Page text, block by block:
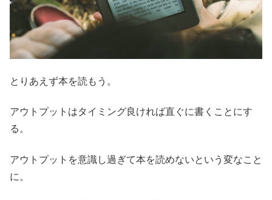
とりあえず本を読もう。
アウトプットはタイミング良ければ直ぐに書くことにす
る。
アウトプットを意識し過ぎて本を読めないという変なこと
に。